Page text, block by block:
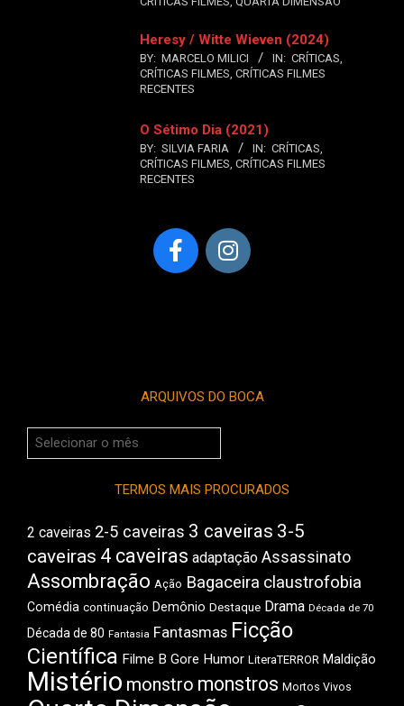
Heresy / Witte Wieven (2024)
BY: MARCELO MILICI IN: CRÍTICAS
CRÍTICAS FILMES CRÍTICAS FILMES
RECENTES
O Sétimo Dia (2021)
BY: SILVIA FARIA IN: CRÍTICAS
CRÍTICAS FILMES CRÍTICAS FILMES
RECENTES
ARQUIVOS DO BOCA
Arquivos
TERMOS MAIS PROCURADOS
2 caveiras 2-5 caveiras 3 caveiras 3-5
caveiras 4 caveiras adaptação Assassinato
Assombração Ação Bagaceira claustrofobia
Comédia continuação Demônio Destaque Drama Década de 70
Década de 80 Fantasia Fantasmas Ficção
Científica Filme B Gore Humor LiteraTERROR Maldição
Mistério monstro monstros Mortos Vivos